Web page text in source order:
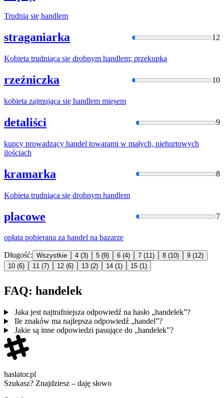
Trudnią się handlem
straganiarka 12
Kobieta trudniąca się drobnym handlem; przekupka
rzeźniczka 10
kobieta zajmująca się handlem mięsem
detaliści 9
kupcy prowadzący handel towarami w małych, niehurtowych
ilościach
kramarka 8
Kobieta trudniąca się drobnym handlem
placowe 7
opłata pobierana za handel na bazarze
Długość: Wszystkie 4 (3) 5 (9) 6 (4) 7 (11) 8 (10) 9 (12)
10 (6) 11 (7) 12 (6) 13 (2) 14 (1) 15 (1)
FAQ: handelek
Jaka jest najtrafniejsza odpowiedź na hasło „handelek”?
Ile znaków ma najlepsza odpowiedź „handel”?
Jakie są inne odpowiedzi pasujące do „handelek”?
haslator.pl
Szukasz? Znajdziesz – daję słowo